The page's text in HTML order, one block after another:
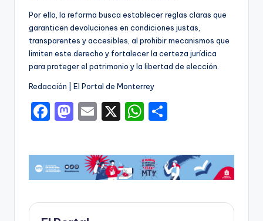
Por ello, la reforma busca establecer reglas claras que
garanticen devoluciones en condiciones justas,
transparentes y accesibles, al prohibir mecanismos que
limiten este derecho y fortalecer la certeza jurídica
para proteger el patrimonio y la libertad de elección.
Redacción | El Portal de Monterrey
F
c
e
b
o
M
st
o
d
o
E
ai
l
X
W
a
ts
A
p
m
p
ar
ti